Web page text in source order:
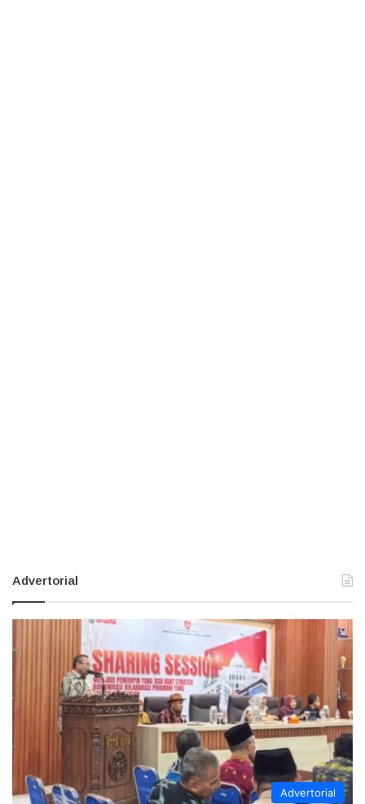
Advertorial
Advertorial